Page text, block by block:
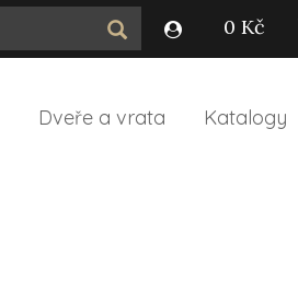
0 Kč
Dveře a vrata Katalogy